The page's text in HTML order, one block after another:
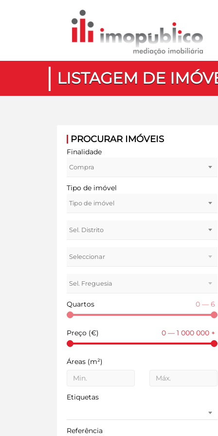
LISTAGEM DE
PROCURAR IMÓVEIS
Finalidade
Compra
Tipo de imóvel
Tipo de imóvel
Sel. Distrito
Seleccionar
Sel. Freguesia
Quartos 0 — 6
Preço (€) 0 — 1 000 000 +
Áreas (m²)
Etiquetas
Referência